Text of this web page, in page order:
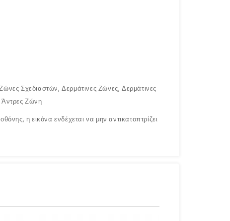
Σχεδιαστών, Δερμάτινες Ζώνες, Δερμάτινες
Ζώνη
η εικόνα ενδέχεται να μην αντικατοπτρίζει